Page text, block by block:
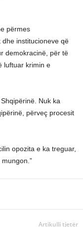
përmes
institucioneve që
demokracinë, për të
luftuar krimin e
Nuk ka
përveç procesit
opozita e ka treguar,
Artikulli tjetër